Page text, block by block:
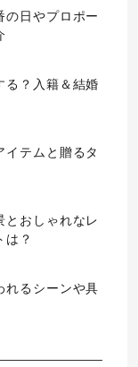
の日やプロポー
る？入籍＆結婚
イテムと贈るタ
とおしゃれなレ
は？
れるシーンや具